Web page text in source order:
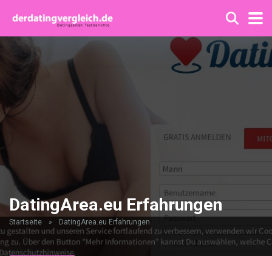
DatingArea.eu Erfahrungen
Startseite » DatingArea.eu Erfahrungen